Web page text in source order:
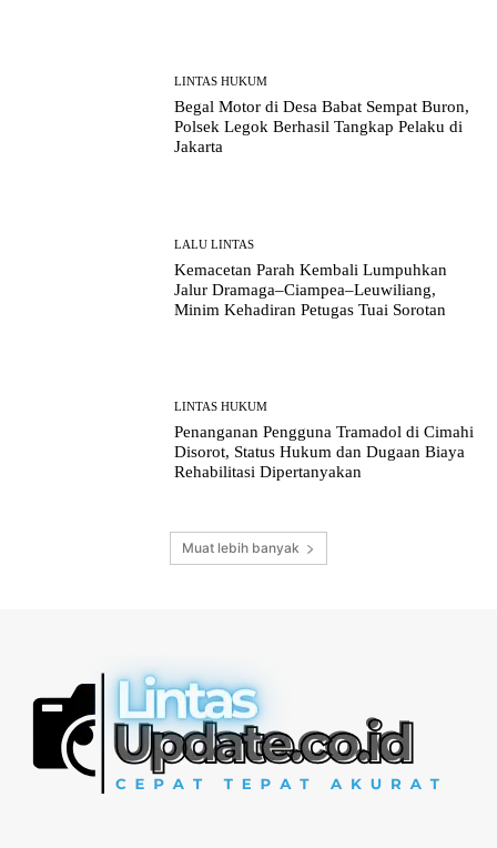
LINTAS HUKUM
Begal Motor di Desa Babat Sempat Buron,
Polsek Legok Berhasil Tangkap Pelaku di
Jakarta
LALU LINTAS
Kemacetan Parah Kembali Lumpuhkan
Jalur Dramaga–Ciampea–Leuwiliang,
Minim Kehadiran Petugas Tuai Sorotan
LINTAS HUKUM
Penanganan Pengguna Tramadol di Cimahi
Disorot, Status Hukum dan Dugaan Biaya
Rehabilitasi Dipertanyakan
Muat lebih banyak